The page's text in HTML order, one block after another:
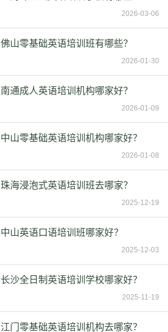
2026-03-06
佛山零基础英语培训班有哪些？
2026-01-30
南通成人英语培训机构哪家好？
2026-01-09
中山零基础英语培训机构哪家好？
2026-01-08
珠海浸泡式英语培训班去哪家？
2025-12-19
中山英语口语培训班哪家好？
2025-12-03
长沙全日制英语培训学校哪家好？
2025-11-19
江门零基础英语培训机构去哪家？